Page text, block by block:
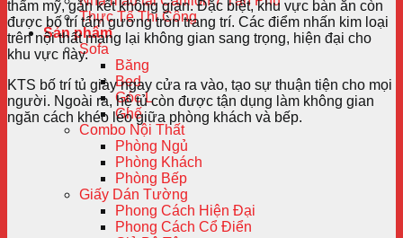
Thực Tế Thi Công
Sản phẩm
Sofa
Băng
Bed
Góc L
Ghế
Combo Nội Thất
Phòng Ngủ
Phòng Khách
Phòng Bếp
Giấy Dán Tường
Phong Cách Hiện Đại
Phong Cách Cổ Điển
thẩm mỹ, gắn kết không gian.Đặc biệt, khu vực bàn ăn còn
được bố trí tấm gương tròn trang trí. Các điểm nhấn kim loại
trên nội thất mang lại không gian sang trọng, hiện đại cho
khu vực này.
KTS bố trí tủ giày ngay cửa ra vào, tạo sự thuận tiện cho mọi
người. Ngoài ra, hệ tủ còn được tận dụng làm không gian
ngăn cách khéo léo giữa phòng khách và bếp.